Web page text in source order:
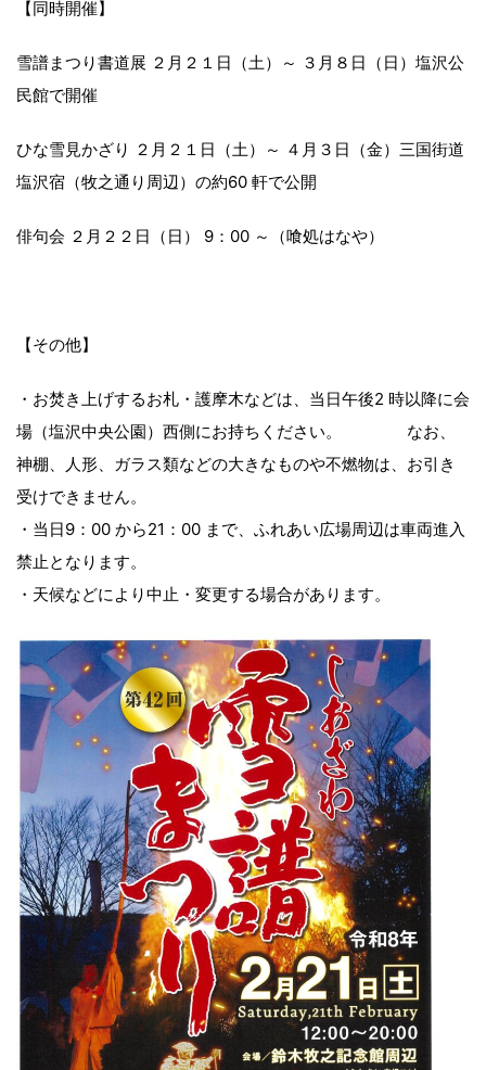
【同時開催】
雪譜まつり書道展 ２月２１日（土）～ ３月８日（日）塩沢公
民館で開催
ひな雪見かざり ２月２１日（土）～ ４月３日（金）三国街道
塩沢宿（牧之通り周辺）の約60 軒で公開
俳句会 ２月２２日（日） 9：00 ～（喰処はなや）
【その他】
・お焚き上げするお札・護摩木などは、当日午後2 時以降に会
場（塩沢中央公園）西側にお持ちください。 なお、
神棚、人形、ガラス類などの大きなものや不燃物は、お引き
受けできません。
・当日9：00 から21：00 まで、ふれあい広場周辺は車両進入
禁止となります。
・天候などにより中止・変更する場合があります。